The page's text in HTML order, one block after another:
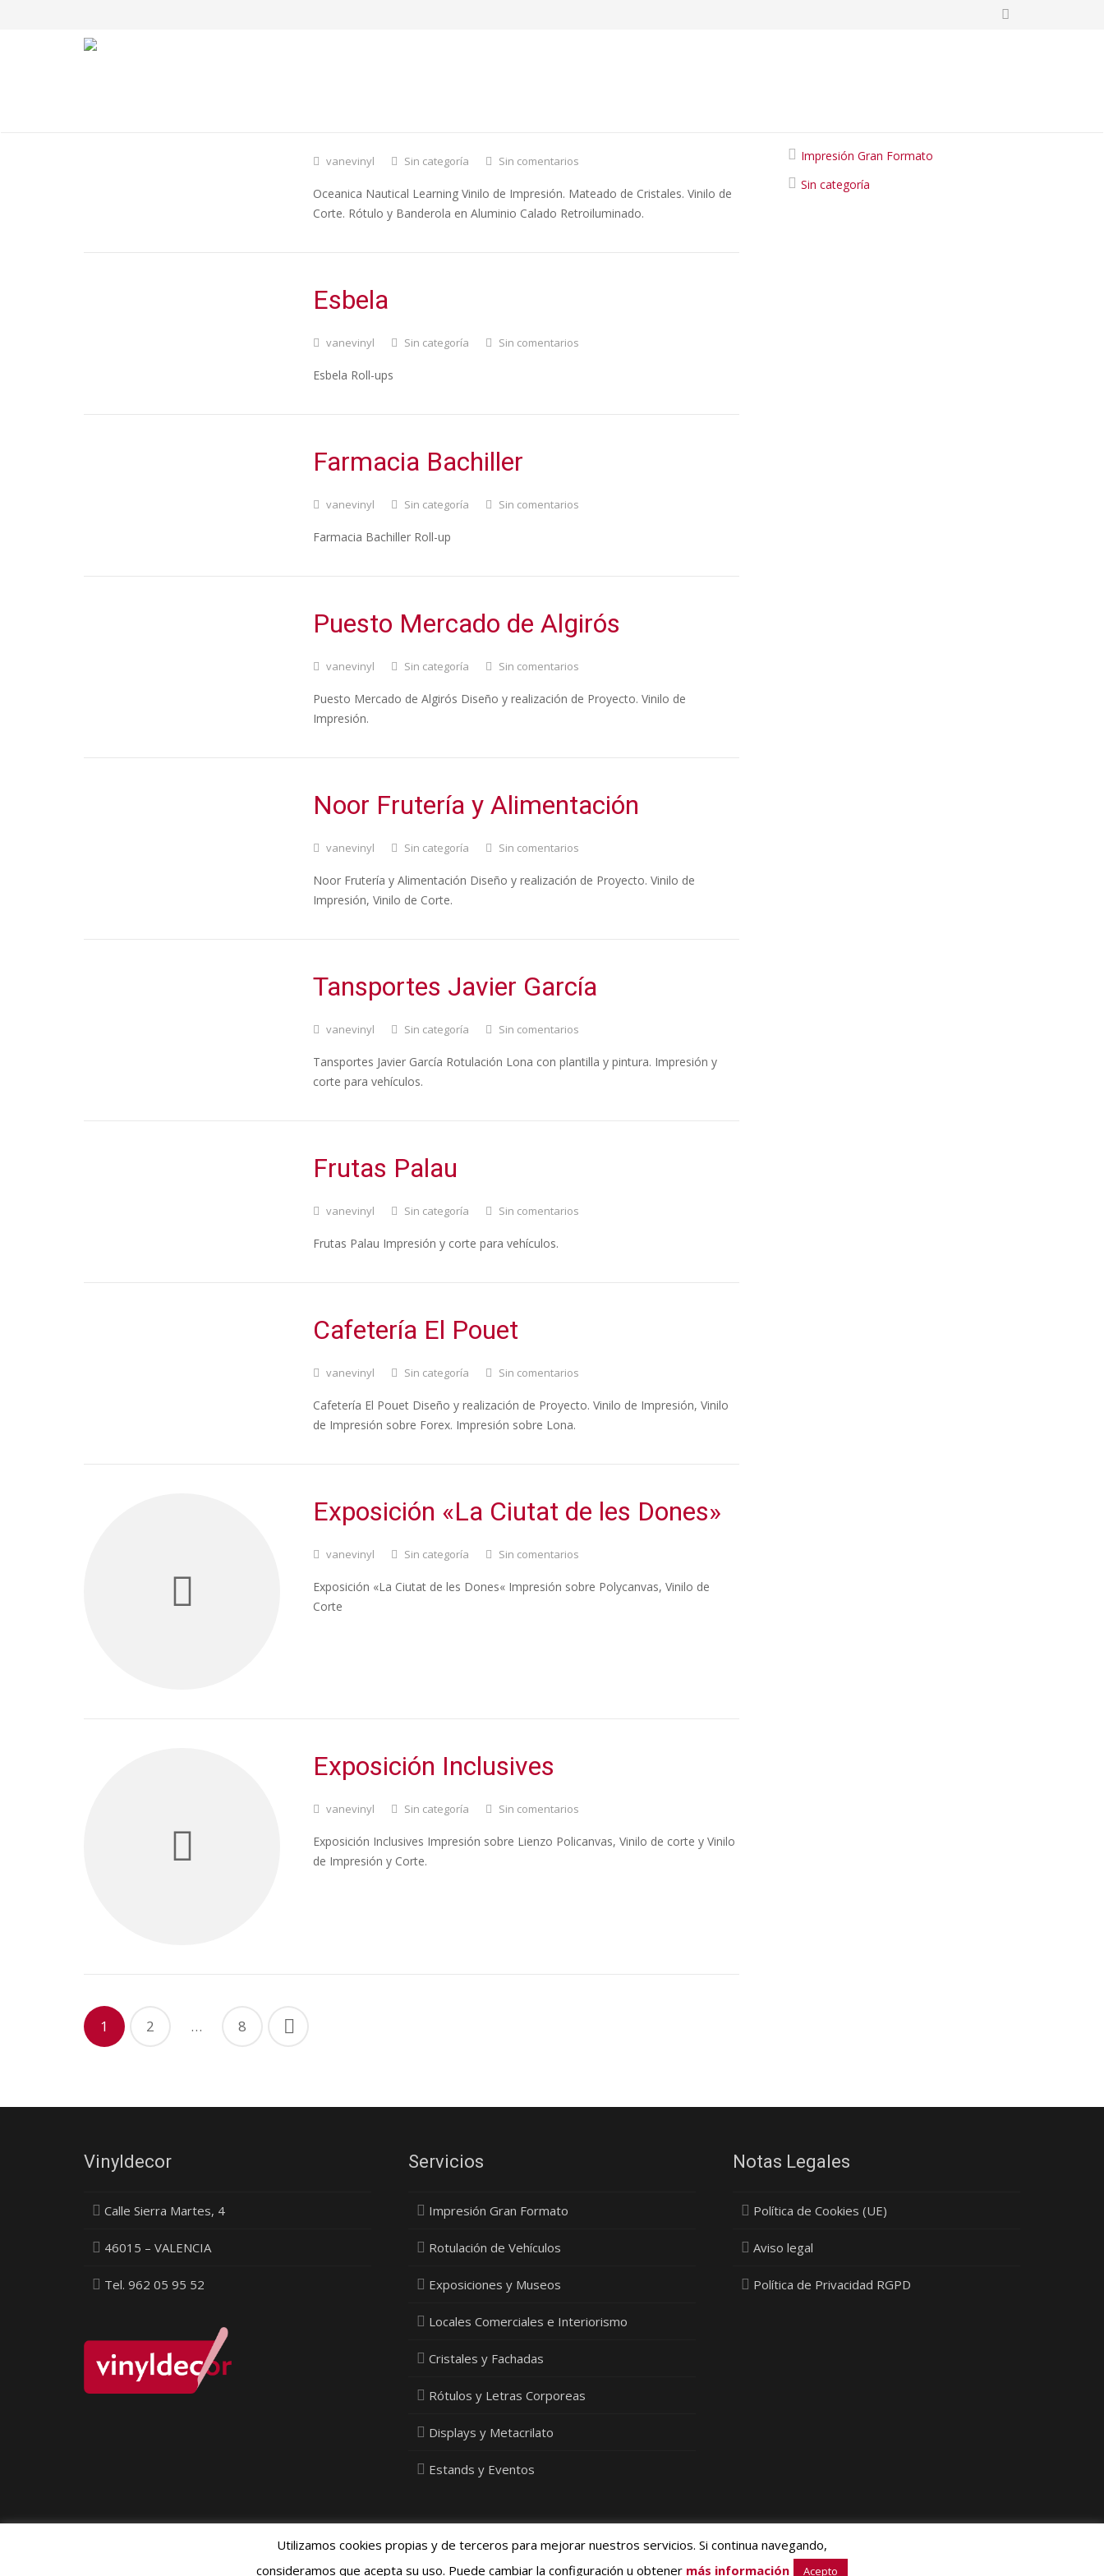
vanevinyl Sin categoría Sin comentarios
Oceanica Nautical Learning Vinilo de Impresión. Mateado de Cristales. Vinilo de
Corte. Rótulo y Banderola en Aluminio Calado Retroiluminado.
Esbela
vanevinyl Sin categoría Sin comentarios
Esbela Roll-ups
Farmacia Bachiller
vanevinyl Sin categoría Sin comentarios
Farmacia Bachiller Roll-up
Puesto Mercado de Algirós
vanevinyl Sin categoría Sin comentarios
Puesto Mercado de Algirós Diseño y realización de Proyecto. Vinilo de
Impresión.
Noor Frutería y Alimentación
vanevinyl Sin categoría Sin comentarios
Noor Frutería y Alimentación Diseño y realización de Proyecto. Vinilo de
Impresión, Vinilo de Corte.
Tansportes Javier García
vanevinyl Sin categoría Sin comentarios
Tansportes Javier García Rotulación Lona con plantilla y pintura. Impresión y
corte para vehículos.
Frutas Palau
vanevinyl Sin categoría Sin comentarios
Frutas Palau Impresión y corte para vehículos.
Cafetería El Pouet
vanevinyl Sin categoría Sin comentarios
Cafetería El Pouet Diseño y realización de Proyecto. Vinilo de Impresión, Vinilo
de Impresión sobre Forex. Impresión sobre Lona.
Exposición «La Ciutat de les Dones»
vanevinyl Sin categoría Sin comentarios
Exposición «La Ciutat de les Dones« Impresión sobre Polycanvas, Vinilo de
Corte
Exposición Inclusives
vanevinyl Sin categoría Sin comentarios
Exposición Inclusives Impresión sobre Lienzo Policanvas, Vinilo de corte y Vinilo
de Impresión y Corte.
1 2 … 8
Impresión Gran Formato
Sin categoría
Vinyldecor
Calle Sierra Martes, 4
46015 – VALENCIA
Tel. 962 05 95 52
Servicios
Impresión Gran Formato
Rotulación de Vehículos
Exposiciones y Museos
Locales Comerciales e Interiorismo
Cristales y Fachadas
Rótulos y Letras Corporeas
Displays y Metacrilato
Estands y Eventos
Notas Legales
Política de Cookies (UE)
Aviso legal
Política de Privacidad RGPD
Utilizamos cookies propias y de terceros para mejorar nuestros servicios. Si continua navegando,
consideramos que acepta su uso. Puede cambiar la configuración u obtener más información Acepto